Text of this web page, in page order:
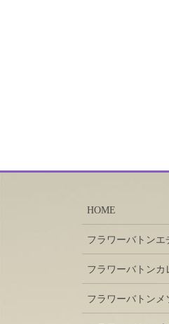
HOME
フラワーバトンエ
フラワーバトンカ
フラワーバトンメ